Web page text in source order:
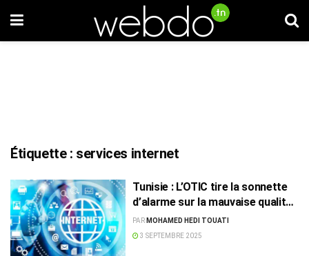
Étiquette : services internet
Tunisie : L’OTIC tire la sonnette
d’alarme sur la mauvaise qualité
d’Internet et exige des sanctions
PAR MOHAMED HEDI TOUATI
3 SEPTEMBRE 2025